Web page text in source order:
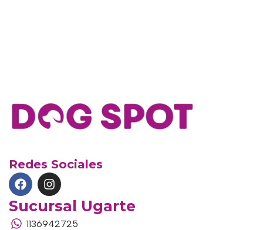
Redes Sociales
Sucursal Ugarte
1136942725